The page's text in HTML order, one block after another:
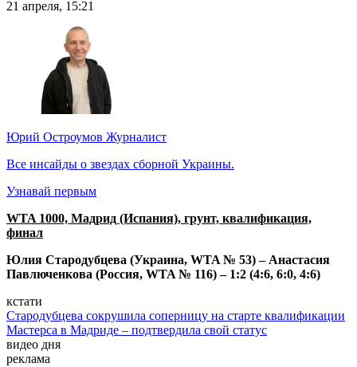
21 апреля, 15:21
Юрий Остроумов Журналист
Все инсайды о звездах сборной Украины.
Узнавай первым
WTA 1000, Мадрид (Испания), грунт, квалификация,
финал
Юлия Стародубцева (Украина, WTA № 53) – Анастасия
Павлюченкова (Россия, WTA № 116) – 1:2 (4:6, 6:0, 4:6)
кстати
Стародубцева сокрушила соперницу на старте квалификации
Мастерса в Мадриде – подтвердила свой статус
видео дня
реклама